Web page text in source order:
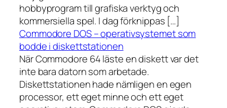
hobbyprogram till grafiska verktyg och
kommersiella spel. I dag förknippas […]
Commodore DOS – operativsystemet som
bodde i diskettstationen
När Commodore 64 läste en diskett var det
inte bara datorn som arbetade.
Diskettstationen hade nämligen en egen
processor, ett eget minne och ett eget